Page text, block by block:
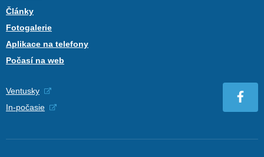
Články
Fotogalerie
Aplikace na telefony
Počasí na web
Ventusky
In-počasie